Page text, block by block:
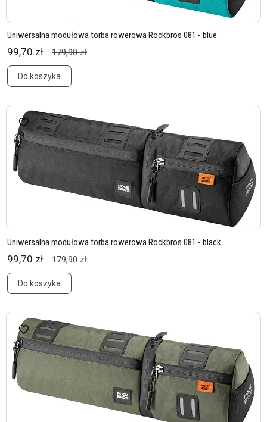
Uniwersalna modułowa torba rowerowa Rockbros 081 - blue
99,70 zł 179,90 zł
Do koszyka
Uniwersalna modułowa torba rowerowa Rockbros 081 - black
99,70 zł 179,90 zł
Do koszyka